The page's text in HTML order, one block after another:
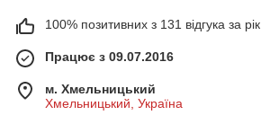
100% позитивних з 131 відгука за рік
Працює з 09.07.2016
м. Хмельницький
Хмельницький, Україна